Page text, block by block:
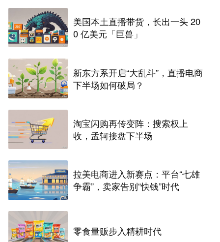
美国本土直播带货，长出一头 20
0 亿美元「巨兽」
新东方系开启“大乱斗”，直播电商
下半场如何破局？
淘宝闪购再传变阵：搜索权上
收，孟轲接盘下半场
拉美电商进入新赛点：平台“七雄
争霸”，卖家告别“快钱”时代
零食量贩步入精耕时代